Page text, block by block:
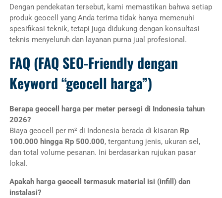
Dengan pendekatan tersebut, kami memastikan bahwa setiap
produk geocell yang Anda terima tidak hanya memenuhi
spesifikasi teknik, tetapi juga didukung dengan konsultasi
teknis menyeluruh dan layanan purna jual profesional.
FAQ (FAQ SEO-Friendly dengan
Keyword “geocell harga”)
Berapa geocell harga per meter persegi di Indonesia tahun
2026?
Biaya geocell per m² di Indonesia berada di kisaran Rp
100.000 hingga Rp 500.000, tergantung jenis, ukuran sel,
dan total volume pesanan. Ini berdasarkan rujukan pasar
lokal .
Apakah harga geocell termasuk material isi (infill) dan
instalasi?